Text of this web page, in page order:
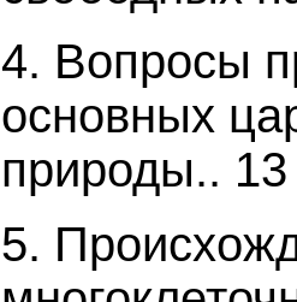
4. Вопросы
основных
природы.. 13
5.